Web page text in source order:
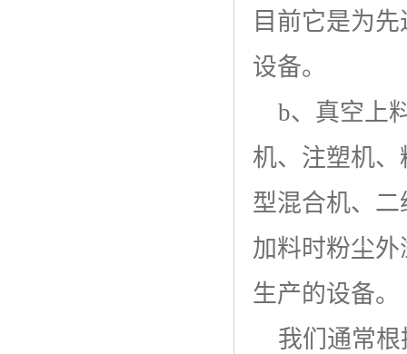
目前它是为
设备。
b、真空上
机、注塑机
型混合机、
加料时粉尘
生产的设备。
我们通常根